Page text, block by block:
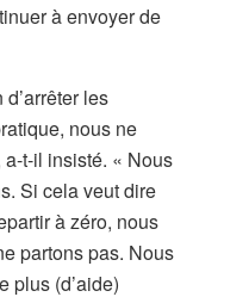
à envoyer de
les
nous ne
t-il insisté. « Nous
Si cela veut dire
à zéro, nous
partons pas. Nous
plus (d’aide)